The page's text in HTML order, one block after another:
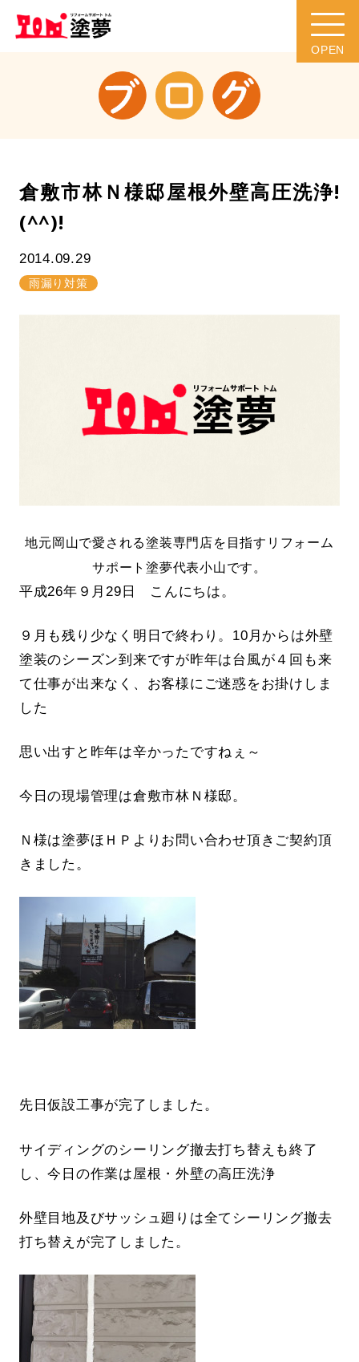
倉敷市林Ｎ様邸屋根外壁高圧洗浄!
(^^)!
2014.09.29
雨漏り対策
地元岡山で愛される塗装専門店を目指すリフォーム
サポート塗夢代表小山です。
平成26年９月29日 こんにちは。
９月も残り少なく明日で終わり。10月からは外壁
塗装のシーズン到来ですが昨年は台風が４回も来
て仕事が出来なく、お客様にご迷惑をお掛けしま
した
思い出すと昨年は辛かったですねぇ～
今日の現場管理は倉敷市林Ｎ様邸。
Ｎ様は塗夢ほＨＰよりお問い合わせ頂きご契約頂
きました。
先日仮設工事が完了しました。
サイディングのシーリング撤去打ち替えも終了
し、今日の作業は屋根・外壁の高圧洗浄
外壁目地及びサッシュ廻りは全てシーリング撤去
打ち替えが完了しました。